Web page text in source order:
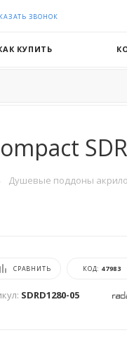
ЗВОНОК
КУПИТЬ
Душевые поддоны
СРАВНИТЬ КОД: 47983
SDRD1280-05